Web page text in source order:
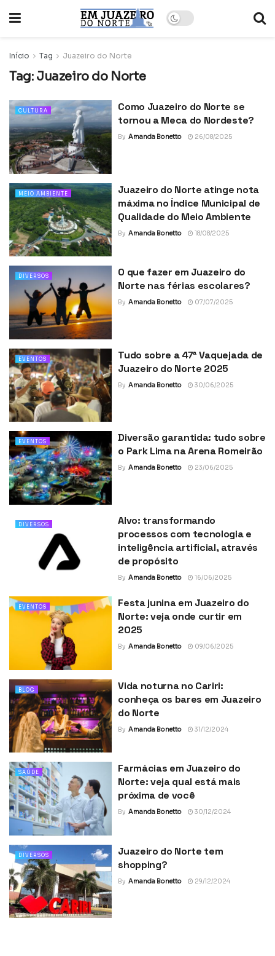
Início Tag Juazeiro do Norte
Tag: Juazeiro do Norte
CULTURA
Como Juazeiro do Norte se
tornou a Meca do Nordeste?
By Amanda Bonetto 26/08/2025
MEIO AMBIENTE
Juazeiro do Norte atinge nota
máxima no Índice Municipal de
Qualidade do Meio Ambiente
By Amanda Bonetto 18/08/2025
DIVERSOS
O que fazer em Juazeiro do
Norte nas férias escolares?
By Amanda Bonetto 07/07/2025
EVENTOS
Tudo sobre a 47ª Vaquejada de
Juazeiro do Norte 2025
By Amanda Bonetto 30/06/2025
EVENTOS
Diversão garantida: tudo sobre
o Park Lima na Arena Romeirão
By Amanda Bonetto 23/06/2025
DIVERSOS
Alvo: transformando
processos com tecnologia e
inteligência artificial, através
de propósito
By Amanda Bonetto 16/06/2025
EVENTOS
Festa junina em Juazeiro do
Norte: veja onde curtir em
2025
By Amanda Bonetto 09/06/2025
BLOG
Vida noturna no Cariri:
conheça os bares em Juazeiro
do Norte
By Amanda Bonetto 31/12/2024
SAÚDE
Farmácias em Juazeiro do
Norte: veja qual está mais
próxima de você
By Amanda Bonetto 30/12/2024
DIVERSOS
Juazeiro do Norte tem
shopping?
By Amanda Bonetto 29/12/2024